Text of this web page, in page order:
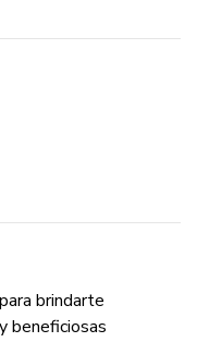
brindarte
beneficiosas